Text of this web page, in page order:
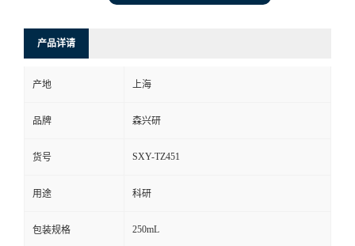
产品详请
产地 上海
品牌 森兴研
货号 SXY-TZ451
用途 科研
包装规格 250mL